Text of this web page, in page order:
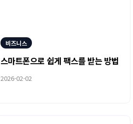
비즈니스
스마트폰으로 쉽게 팩스를 받는 방법
2026-02-02